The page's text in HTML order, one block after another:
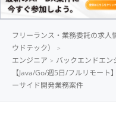
フリーランス・業務委託の求
ウドテック）
エンジニア
バックエンドエン
【Java/Go/週5日/フルリモー
ーサイド開発業務案件